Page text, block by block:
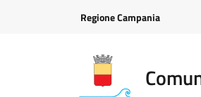
Regione Campania